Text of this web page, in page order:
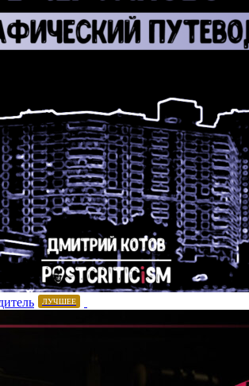
ЛУЧШЕЕ